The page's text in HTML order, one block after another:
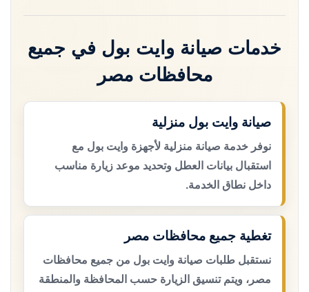
خدمات صيانة وايت بول في جميع
محافظات مصر
صيانة وايت بول منزلية
نوفر خدمة صيانة منزلية لأجهزة وايت بول مع
استقبال بيانات العطل وتحديد موعد زيارة مناسب
داخل نطاق الخدمة.
تغطية جميع محافظات مصر
نستقبل طلبات صيانة وايت بول من جميع محافظات
مصر، ويتم تنسيق الزيارة حسب المحافظة والمنطقة